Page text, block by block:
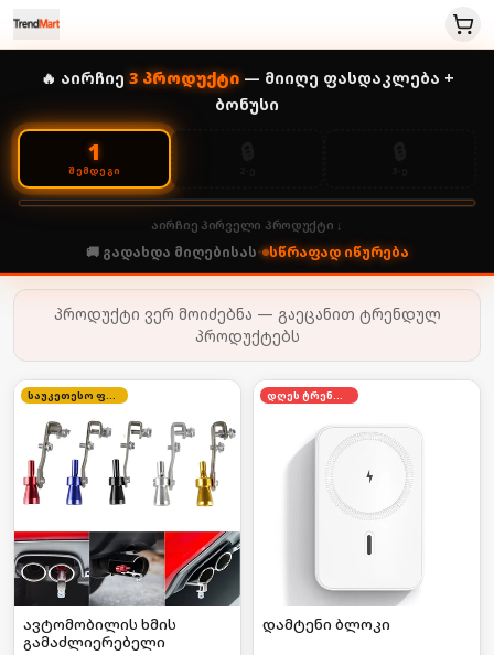
🔥 აირჩიე 3პროდუქტი— მიიღე ფასდაკლება +
ბონუსი
1
ᲨᲔᲛᲓᲔᲒᲘ
აირჩიე პირველი პროდუქტი ↓
🚚 გადახდა მიღებისას• სწრაფად იწურება
პროდუქტი ვერ მოიძებნა — გაეცანით ტრენდულ
პროდუქტებს
საუკეთესო ფასი
ავტომობილის ხმის
გამაძლიერებელი
დღეს ტრენდში
დამტენი ბლოკი